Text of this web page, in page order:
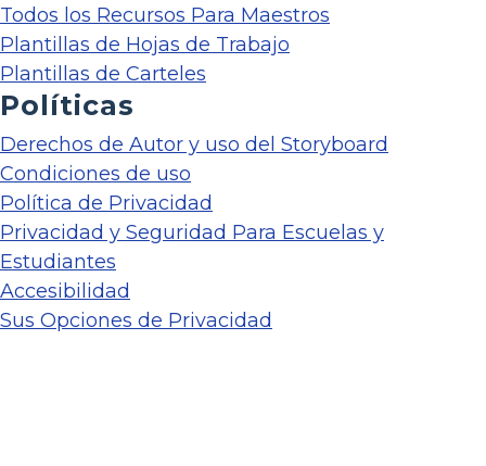
Todos los Recursos Para Maestros
Plantillas de Hojas de Trabajo
Plantillas de Carteles
Políticas
Derechos de Autor y uso del Storyboard
Condiciones de uso
Política de Privacidad
Privacidad y Seguridad Para Escuelas y
Estudiantes
Accesibilidad
Sus Opciones de Privacidad